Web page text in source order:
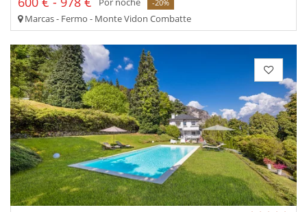
-20%
Marcas - Fermo - Monte Vidon Combatte